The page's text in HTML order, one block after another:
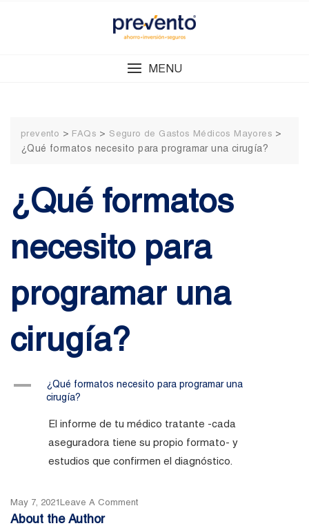
MENU
prevento > FAQs > Seguro de Gastos Médicos Mayores >
¿Qué formatos necesito para programar una cirugía?
¿Qué formatos
necesito para
programar una
cirugía?
A
¿Qué formatos necesito para programar una
cirugía?
El informe de tu médico tratante -cada
aseguradora tiene su propio formato- y
estudios que confirmen el diagnóstico.
May 7, 2021Leave A CommentOn
About the Author